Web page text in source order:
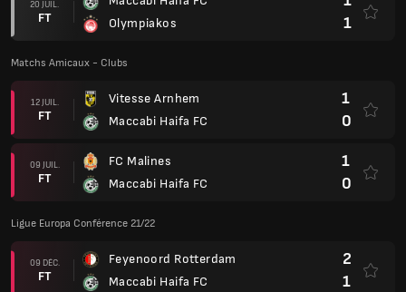
20 JUIL.
FT
Olympiakos
1
Matchs Amicaux - Clubs
12 JUIL.
FT
Vitesse Arnhem
Maccabi Haifa FC
1
0
09 JUIL.
FT
FC Malines
Maccabi Haifa FC
1
0
Ligue Europa Conférence 21/22
09 DÉC.
FT
Feyenoord Rotterdam
Maccabi Haifa FC
2
1